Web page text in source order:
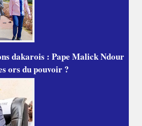
dakarois : Pape Malick Ndour
ors du pouvoir ?